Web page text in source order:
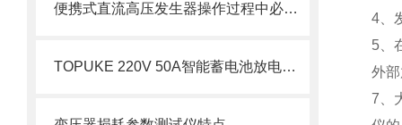
便携式直流高压发生器操作过程中必须注意的几个事项
TOPUKE 220V 50A智能蓄电池放电监测仪产品介绍
4
5
外
7